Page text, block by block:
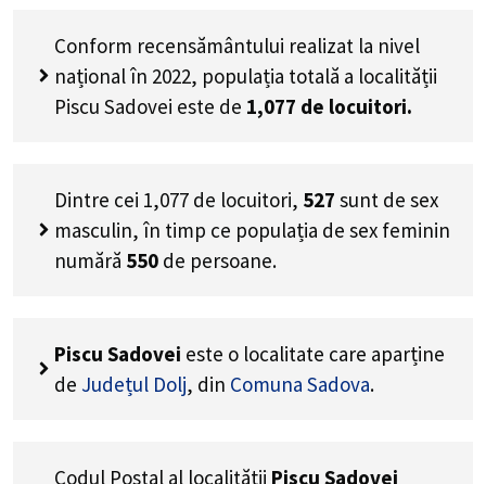
Conform recensământului realizat la nivel
național în 2022, populația totală a localității
Piscu Sadovei este de 1,077 de locuitori.
Dintre cei 1,077 de locuitori, 527 sunt de sex
masculin, în timp ce populația de sex feminin
numără 550 de persoane.
Piscu Sadovei este o localitate care aparține
de Județul Dolj, din Comuna Sadova.
Codul Poștal al localității Piscu Sadovei